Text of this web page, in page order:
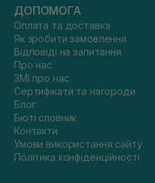
ДОПОМОГА
Оплата та доставка
Як зробити замовлення
Відповіді на запитання
Про нас
ЗМІ про нас
Сертифікати та нагороди
Блог
Бюті словник
Контакти
Умови використання сайту
Політика конфіденційності